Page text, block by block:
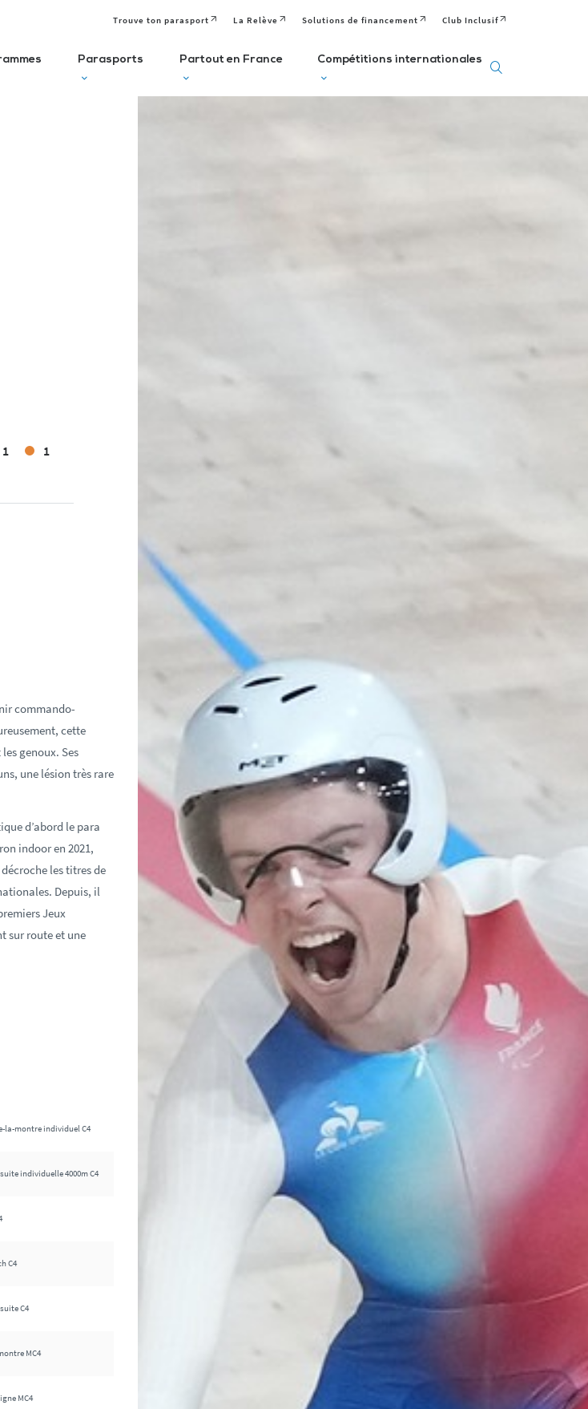
Trouve ton parasport La Relève Solutions de financement Club Inclusif
financement
Parasports Partout en France Compétitions internationales
1 1
commando-
cette
genoux. Ses
une lésion très rare
d’abord le para
indoor en 2021,
décroche les titres de
. Depuis, il
Jeux
sur route et une
la-montre individuel C4
individuelle 4000m C4
C4
C4
MC4
MC4